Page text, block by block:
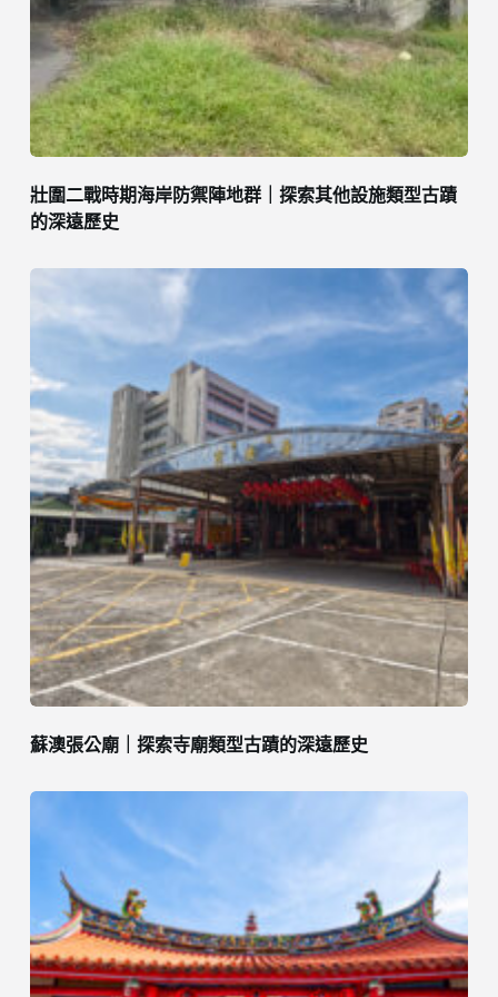
壯圍二戰時期海岸防禦陣地群｜探索其他設施類型古蹟
的深遠歷史
蘇澳張公廟｜探索寺廟類型古蹟的深遠歷史